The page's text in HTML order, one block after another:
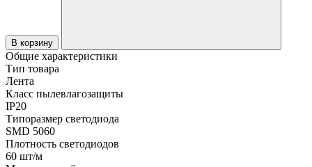
В корзину
Общие характеристики
Тип товара
Лента
Класс пылевлагозащиты
IP20
Типоразмер светодиода
SMD 5060
Плотность светодиодов
60 шт/м